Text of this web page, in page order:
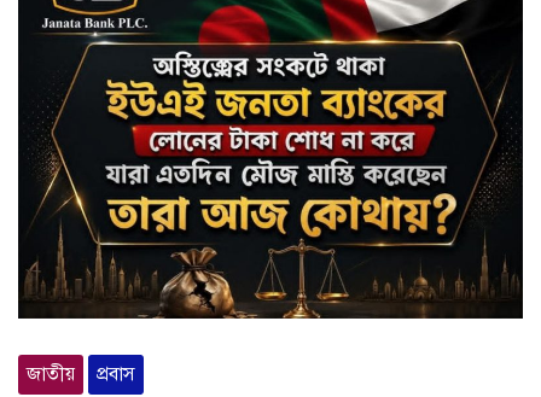
জাতীয় প্রবাস